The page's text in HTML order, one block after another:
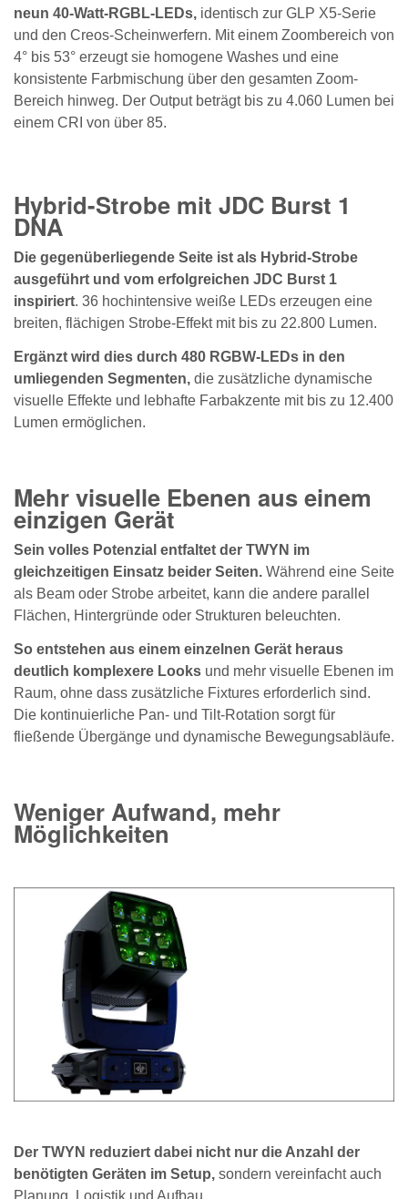
neun 40-Watt-RGBL-LEDs, identisch zur GLP X5-Serie
und den Creos-Scheinwerfern. Mit einem Zoombereich von
4° bis 53° erzeugt sie homogene Washes und eine
konsistente Farbmischung über den gesamten Zoom-
Bereich hinweg. Der Output beträgt bis zu 4.060 Lumen bei
einem CRI von über 85.
Hybrid-Strobe mit JDC Burst 1
DNA
Die gegenüberliegende Seite ist als Hybrid-Strobe
ausgeführt und vom erfolgreichen JDC Burst 1
inspiriert. 36 hochintensive weiße LEDs erzeugen eine
breiten, flächigen Strobe-Effekt mit bis zu 22.800 Lumen.
Ergänzt wird dies durch 480 RGBW-LEDs in den
umliegenden Segmenten, die zusätzliche dynamische
visuelle Effekte und lebhafte Farbakzente mit bis zu 12.400
Lumen ermöglichen.
Mehr visuelle Ebenen aus einem
einzigen Gerät
Sein volles Potenzial entfaltet der TWYN im
gleichzeitigen Einsatz beider Seiten. Während eine Seite
als Beam oder Strobe arbeitet, kann die andere parallel
Flächen, Hintergründe oder Strukturen beleuchten.
So entstehen aus einem einzelnen Gerät heraus
deutlich komplexere Looks und mehr visuelle Ebenen im
Raum, ohne dass zusätzliche Fixtures erforderlich sind.
Die kontinuierliche Pan- und Tilt-Rotation sorgt für
fließende Übergänge und dynamische Bewegungsabläufe.
Weniger Aufwand, mehr
Möglichkeiten
Der TWYN reduziert dabei nicht nur die Anzahl der
benötigten Geräten im Setup, sondern vereinfacht auch
Planung, Logistik und Aufbau.